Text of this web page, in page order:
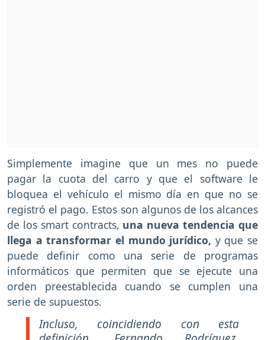
Simplemente imagine que un mes no puede
pagar la cuota del carro y que el software le
bloquea el vehículo el mismo día en que no se
registró el pago. Estos son algunos de los alcances
de los smart contracts, una nueva tendencia que
llega a transformar el mundo jurídico, y que se
puede definir como una serie de programas
informáticos que permiten que se ejecute una
orden preestablecida cuando se cumplen una
serie de supuestos.
Incluso, coincidiendo con esta